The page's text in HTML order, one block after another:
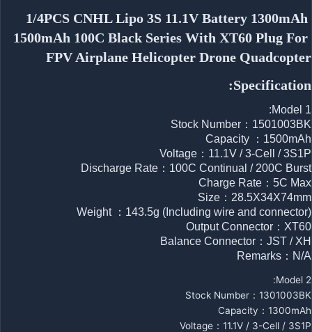
1/4PCS CNHL Lipo 3S 11.1V Battery 1300mAh
1500mAh 100C Black Series With XT60 Plug For
FPV Airplane Helicopter Drone Quadcopter
Specification:
Model 1:
Stock Number：1501003BK
Capacity ：1500mAh
Voltage：11.1V / 3-Cell / 3S1P
Discharge Rate：100C Continual / 200C Burst
Charge Rate：5C Max
Size：28.5X34X74mm
Weight ：143.5g (Including wire and connector)
Output Connector：XT60
Balance Connector：JST / XH
Remarks：N/A
Model 2:
Stock Number：1301003BK
Capacity：1300mAh
Voltage：11.1V / 3-Cell / 3S1P